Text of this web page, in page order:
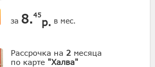
за 8.45
р. в мес.
Рассрочка на 2 месяца
по карте "Халва"